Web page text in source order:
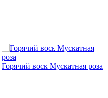
Горячий воск Мускатная роза